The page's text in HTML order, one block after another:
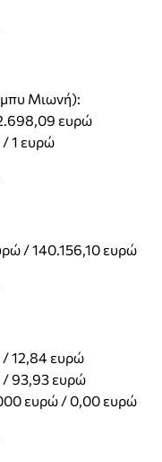
Μιωνή):
ευρώ
1 ευρώ
/ 140.156,10 ευρώ
/ 12,84 ευρώ
/ 93,93 ευρώ
ευρώ / 0,00 ευρώ